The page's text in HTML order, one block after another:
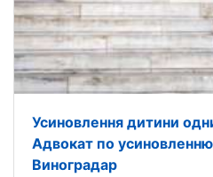
Усиновлення дитини
Адвокат по
Виноградар